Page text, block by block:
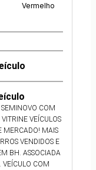
Vermelho
SEMINOVO COM
VEÍCULOS
MERCADO! MAIS
VENDIDOS E
BH. ASSOCIADA
VEÍCULO COM